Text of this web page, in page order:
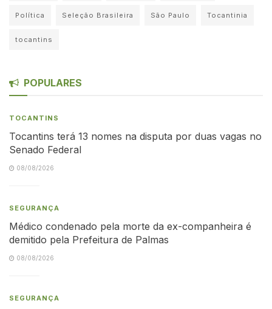
Política Seleção Brasileira São Paulo Tocantinia
tocantins
POPULARES
TOCANTINS
Tocantins terá 13 nomes na disputa por duas vagas no
Senado Federal
08/08/2026
SEGURANÇA
Médico condenado pela morte da ex-companheira é
demitido pela Prefeitura de Palmas
08/08/2026
SEGURANÇA